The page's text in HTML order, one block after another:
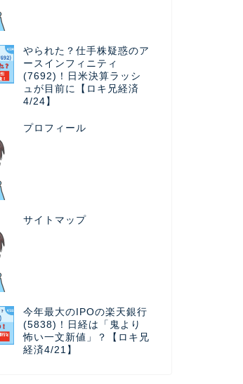
やられた？仕手株疑惑のア
ースインフィニティ
(7692)！日米決算ラッシ
ュが目前に【ロキ兄経済
4/24】
プロフィール
サイトマップ
今年最大のIPOの楽天銀行
(5838)！日経は「鬼より
怖い一文新値」？【ロキ兄
経済4/21】